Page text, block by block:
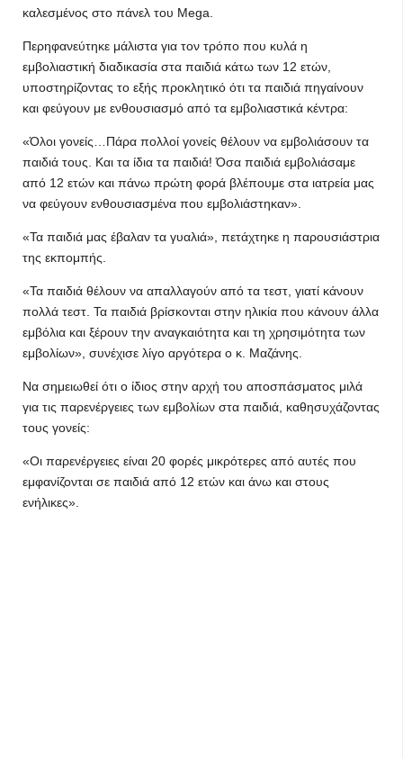
καλεσμένος στο πάνελ του Mega.
Περηφανεύτηκε μάλιστα για τον τρόπο που κυλά η
εμβολιαστική διαδικασία στα παιδιά κάτω των 12 ετών,
υποστηρίζοντας το εξής προκλητικό ότι τα παιδιά πηγαίνουν
και φεύγουν με ενθουσιασμό από τα εμβολιαστικά κέντρα:
«Όλοι γονείς…Πάρα πολλοί γονείς θέλουν να εμβολιάσουν τα
παιδιά τους. Και τα ίδια τα παιδιά! Όσα παιδιά εμβολιάσαμε
από 12 ετών και πάνω πρώτη φορά βλέπουμε στα ιατρεία μας
να φεύγουν ενθουσιασμένα που εμβολιάστηκαν».
«Τα παιδιά μας έβαλαν τα γυαλιά», πετάχτηκε η παρουσιάστρια
της εκπομπής.
«Τα παιδιά θέλουν να απαλλαγούν από τα τεστ, γιατί κάνουν
πολλά τεστ. Τα παιδιά βρίσκονται στην ηλικία που κάνουν άλλα
εμβόλια και ξέρουν την αναγκαιότητα και τη χρησιμότητα των
εμβολίων», συνέχισε λίγο αργότερα ο κ. Μαζάνης.
Να σημειωθεί ότι ο ίδιος στην αρχή του αποσπάσματος μιλά
για τις παρενέργειες των εμβολίων στα παιδιά, καθησυχάζοντας
τους γονείς:
«Οι παρενέργειες είναι 20 φορές μικρότερες από αυτές που
εμφανίζονται σε παιδιά από 12 ετών και άνω και στους
ενήλικες».